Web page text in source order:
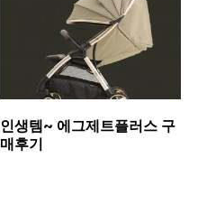
인생템~ 에그제트플러스 구
매후기